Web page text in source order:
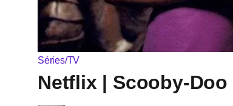
Séries/TV
Netflix | Scooby-